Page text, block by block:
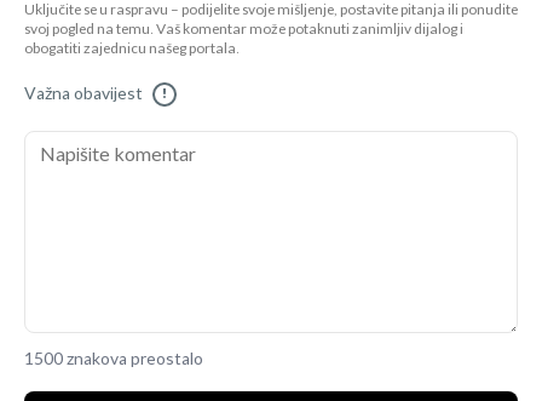
Uključite se u raspravu – podijelite svoje mišljenje, postavite pitanja ili ponudite
svoj pogled na temu. Vaš komentar može potaknuti zanimljiv dijalog i
obogatiti zajednicu našeg portala.
Važna obavijest !
1500 znakova preostalo